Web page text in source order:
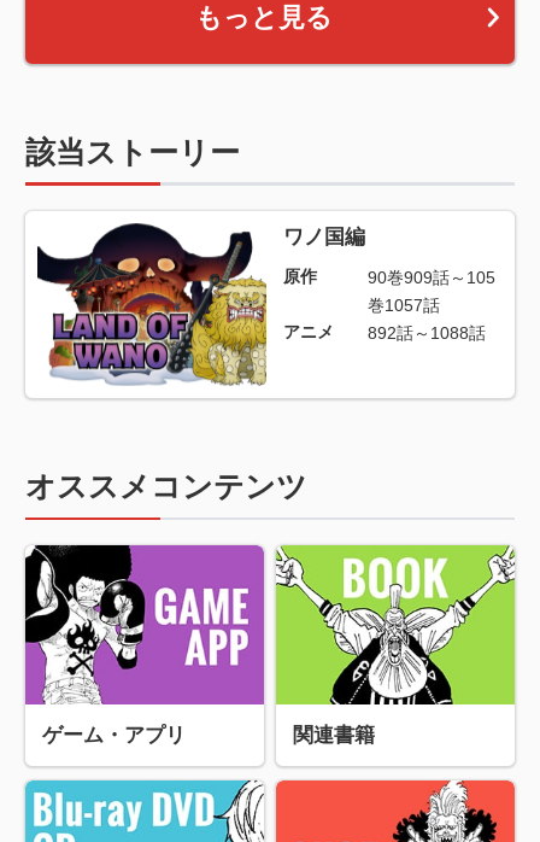
もっと見る
該当ストーリー
ワノ国編
原作
90巻909話～105
巻1057話
アニメ
892話～1088話
オススメコンテンツ
ゲーム・アプリ 関連書籍